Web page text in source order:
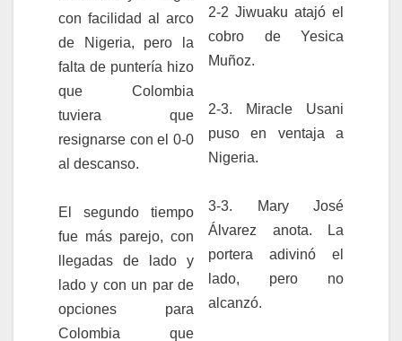
con facilidad al arco
de Nigeria, pero la
falta de puntería hizo
que Colombia
tuviera que
resignarse con el 0-0
al descanso.
El segundo tiempo
fue más parejo, con
llegadas de lado y
lado y con un par de
opciones para
Colombia que
2-2 Jiwuaku atajó el
cobro de Yesica
Muñoz.
2-3. Miracle Usani
puso en ventaja a
Nigeria.
3-3. Mary José
Álvarez anota. La
portera adivinó el
lado, pero no
alcanzó.